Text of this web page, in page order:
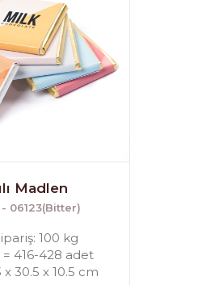
Madlen
06123(Bitter)
100 kg
416-428 adet
30.5 x 10.5 cm